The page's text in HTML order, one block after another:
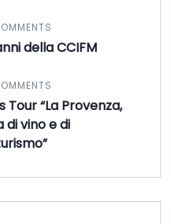
della CCIFM
Tour “La Provenza,
di vino e di